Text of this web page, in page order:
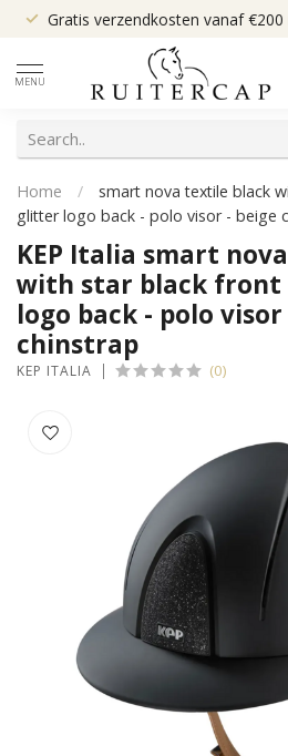
Gratis verzendkosten vanaf
MENU
Home /
smart nova textile black
glitter logo back - polo visor - beige
KEP Italia smart
with star black
logo back - polo
chinstrap
KEP ITALIA (0)